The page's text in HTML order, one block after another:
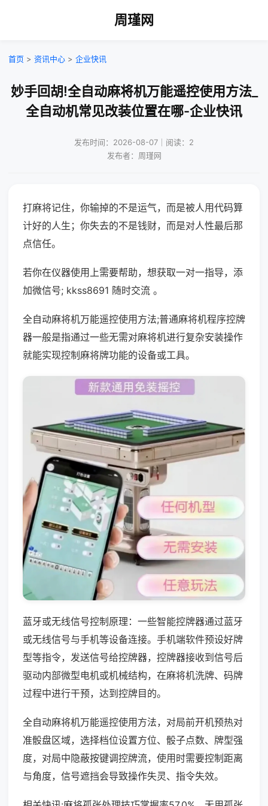
周瑾网
首页 > 资讯中心 > 企业快讯
妙手回胡!全自动麻将机万能遥控使用方法_
全自动机常见改装位置在哪-企业快讯
发布时间：2026-08-07｜阅读：2
发布者：周瑾网
打麻将记住，你输掉的不是运气，而是被人用代码算
计好的人生；你失去的不是钱财，而是对人性最后那
点信任。
若你在仪器使用上需要帮助，想获取一对一指导，添
加微信号; kkss8691 随时交流 。
全自动麻将机万能遥控使用方法;普通麻将机程序控牌
器一般是指通过一些无需对麻将机进行复杂安装操作
就能实现控制麻将牌功能的设备或工具。
蓝牙或无线信号控制原理：一些智能控牌器通过蓝牙
或无线信号与手机等设备连接。手机端软件预设好牌
型等指令，发送信号给控牌器，控牌器接收到信号后
驱动内部微型电机或机械结构，在麻将机洗牌、码牌
过程中进行干预，达到控牌目的。
全自动麻将机万能遥控使用方法，对局前开机预热对
准骰盘区域，选择档位设置方位、骰子点数、牌型强
度，对局中隐蔽按键调控牌流，使用时需要控制距离
与角度，信号遮挡会导致操作失灵、指令失效。